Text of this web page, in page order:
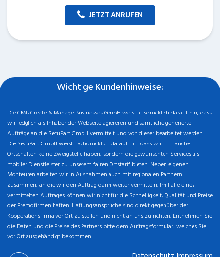
JETZT ANRUFEN
Wichtige Kundenhinweise:
Die CMB Create & Manage Businesses GmbH weist ausdrücklich darauf hin, dass
wir ledglich als Inhaber der Webseite agiereren und sämtliche generierte
Aufträge an die SecuPart GmbH vermittelt und von dieser bearbeitet werden.
Die SecuPart GmbH weist nachdrücklich darauf hin, dass wir in manchen
Ortschaften keine Zweigstelle haben, sondern die gewünschten Services als
mobiler Dienstleister zu unserem fairen Ortstarif bieten. Neben eigenen
Monteuren arbeiten wir in Ausnahmen auch mit regionalen Partnern
zusammen, an die wir den Auftrag dann weiter vermitteln. Im Falle eines
vermittelten Auftrages können wir nicht für die Schnelligkeit, Qualität und Preise
der Fremdfirmen haften. Haftungsansprüche sind direkt gegenüber der
Kooperationsfirma vor Ort zu stellen und nicht an uns zu richten. Entnehmen Sie
die Daten und die Preise des Partners bitte dem Auftragsformular, welches Sie
vor Ort ausgehändigt bekommen.